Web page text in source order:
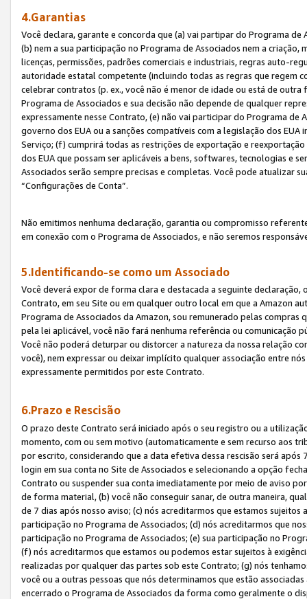
4.Garantias
Você declara, garante e concorda que (a) vai partipar do Programa
(b) nem a sua participação no Programa de Associados nem a
licenças, permissões, padrões comerciais e industriais, regras auto-
autoridade estatal competente (incluindo todas as regras que regem
celebrar contratos (p. ex., você não é menor de idade ou está de
Programa de Associados e sua decisão não depende de qualquer
expressamente nesse Contrato, (e) não vai participar do Programa
governo dos EUA ou a sanções compatíveis com a legislação dos
Serviço; (f) cumprirá todas as restrições de exportação e
dos EUA que possam ser aplicáveis a bens, softwares, tecnologias e
Associados serão sempre precisas e completas. Você pode atualizar
“Configurações de Conta”.
Não emitimos nenhuma declaração, garantia ou compromisso
em conexão com o Programa de Associados, e não seremos
5.Identificando-se como um Associado
Você deverá expor de forma clara e destacada a seguinte
Contrato, em seu Site ou em qualquer outro local em que a Amazon
Programa de Associados da Amazon, sou remunerado pelas
pela lei aplicável, você não fará nenhuma referência ou comunicação
Você não poderá deturpar ou distorcer a natureza da nossa relação
você), nem expressar ou deixar implícito qualquer associação entre
expressamente permitidos por este Contrato.
6.Prazo e Rescisão
O prazo deste Contrato será iniciado após o seu registro ou a
momento, com ou sem motivo (automaticamente e sem recurso aos
por escrito, considerando que a data efetiva dessa rescisão será
login em sua conta no Site de Associados e selecionando a opção
Contrato ou suspender sua conta imediatamente por meio de aviso
de forma material, (b) você não conseguir sanar, de outra maneira,
de 7 dias após nosso aviso; (c) nós acreditarmos que estamos
participação no Programa de Associados; (d) nós acreditarmos que
participação no Programa de Associados; (e) sua participação no
(f) nós acreditarmos que estamos ou podemos estar sujeitos à
realizadas por qualquer das partes sob este Contrato; (g) nós
você ou a outras pessoas que nós determinamos que estão
encerrado o Programa de Associados da forma como geralmente o